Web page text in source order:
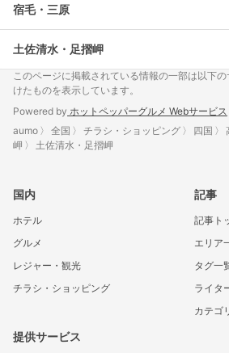
宿毛・三原
土佐清水・足摺岬
このページに掲載されている情報の一部は以下
けたものを表示しています。
Powered by ホットペッパーグルメ Webサービス
aumo
全国 チラシ・ショッピング 四国
岬
土佐清水・足摺岬
国内
ホテル
グルメ
レジャー・観光
チラシ・ショッピング
記事
記事ト
エリア
タグ一
ライタ
カテゴ
提供サービス